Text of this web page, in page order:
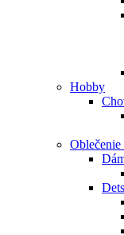
Hobby
Oblečenie